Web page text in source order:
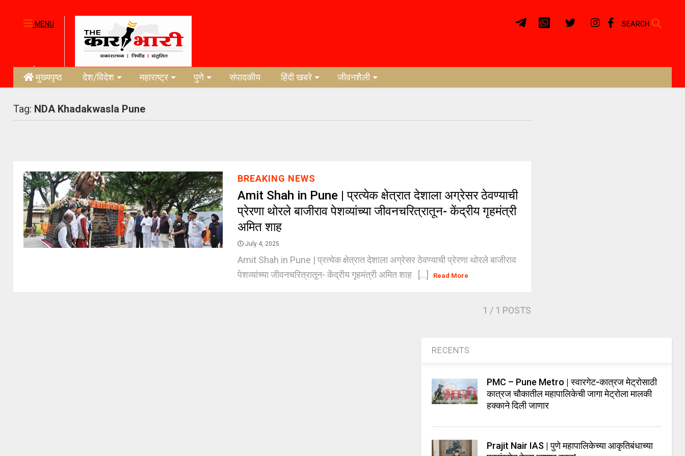
MENU SEARCH
मुख्यपृष्ठ देश/विदेश महाराष्ट्र पुणे संपादकीय हिंदी खबरे जीवनशैली
Tag: NDA Khadakwasla Pune
BREAKING NEWS
Amit Shah in Pune | प्रत्येक क्षेत्रात देशाला अग्रेसर ठेवण्याची
प्रेरणा थोरले बाजीराव पेशव्यांच्या जीवनचरित्रातून- केंद्रीय गृहमंत्री
अमित शाह
July 4, 2025
Amit Shah in Pune | प्रत्येक क्षेत्रात देशाला अग्रेसर ठेवण्याची प्रेरणा थोरले बाजीराव
पेशव्यांच्या जीवनचरित्रातून- केंद्रीय गृहमंत्री अमित शाह [...]
Read More
1 / 1 POSTS
RECENTS
PMC – Pune Metro | स्वारगेट-कात्रज मेट्रोसाठी
कात्रज चौकातील महापालिकेची जागा मेट्रोला मालकी
हक्काने दिली जाणार
Prajit Nair IAS | पुणे महापालिकेच्या आकृतिबंधाच्या